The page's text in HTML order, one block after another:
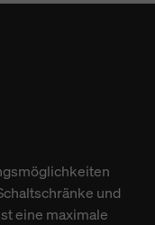
und
eine maximale